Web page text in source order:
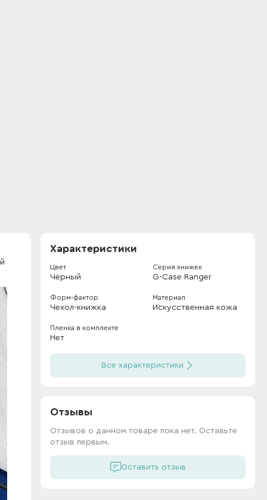
Характеристики
Цвет
Черный
Серия книжек
G-Case Ranger
Форм-фактор
Чехол-книжка
Материал
Искусственная кожа
Пленка в комплекте
Нет
Все характеристики
Отзывы
Отзывов о данном товаре пока нет. Оставьте
отзыв первым.
Оставить отзыв